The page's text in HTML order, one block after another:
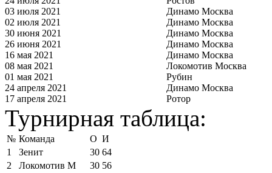
03 июля 2021
Динамо Москва
02 июля 2021
Динамо Москва
30 июня 2021
Динамо Москва
26 июня 2021
Динамо Москва
16 мая 2021
Динамо Москва
08 мая 2021
Локомотив Москва
01 мая 2021
Рубин
24 апреля 2021
Динамо Москва
17 апреля 2021
Ротор
Турнирная таблица:
№ Команда О И
1
Зенит 30 64
2
Локомотив М 30 56